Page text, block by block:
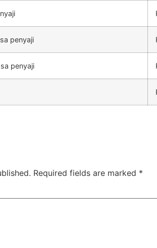
penyaji
penyaji
Required fields are marked *